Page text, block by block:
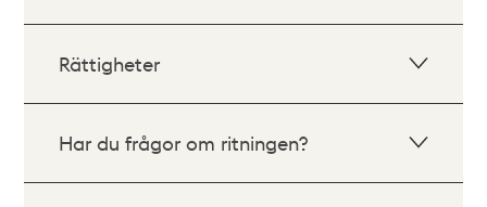
Rättigheter
Har du frågor om ritningen?